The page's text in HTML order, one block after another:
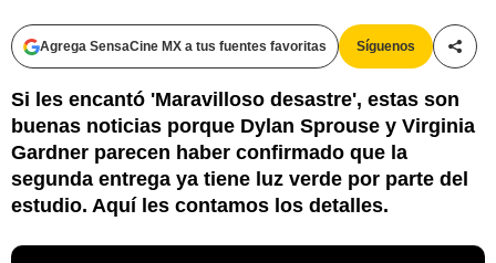
Agrega SensaCine MX a tus fuentes favoritas Síguenos
Si les encantó 'Maravilloso desastre', estas son
buenas noticias porque Dylan Sprouse y Virginia
Gardner parecen haber confirmado que la
segunda entrega ya tiene luz verde por parte del
estudio. Aquí les contamos los detalles.